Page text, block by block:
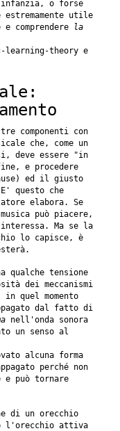
infanzia, o forse
utile
comprendere
la
learning-theory e
componenti con
che, come un
deve essere "in
e procedere
ed il giusto
questo che
elabora. Se
può piacere,
Ma se la
lo capisce, è
qualche tensione
dei meccanismi
quel momento
dal fatto di
nell'onda sonora
un senso al
alcuna forma
perché non
e può tornare
di un orecchio
l'orecchio attiva